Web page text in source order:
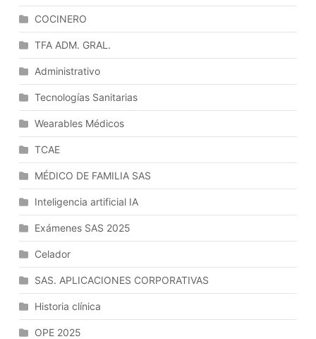
Niveles,
Programas
Aplicación.
Los
De
A
Soluciones
Empaquetadas.
COCINERO
TFA ADM. GRAL.
Administrativo
Tecnologías Sanitarias
Wearables Médicos
TCAE
MÉDICO DE FAMILIA SAS
Inteligencia artificial IA
Exámenes SAS 2025
Celador
SAS. APLICACIONES CORPORATIVAS
Historia clínica
OPE 2025